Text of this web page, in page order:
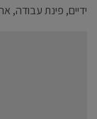
ידיים, פינת עבודה,